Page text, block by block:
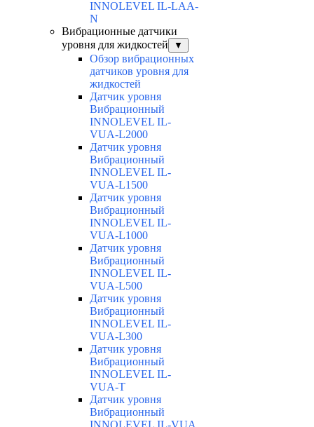
INNOLEVEL IL-LAA-
N
Вибрационные датчики
уровня для жидкостей
▼
Обзор вибрационных
датчиков уровня для
жидкостей
Датчик уровня
Вибрационный
INNOLEVEL IL-
VUA-L2000
Датчик уровня
Вибрационный
INNOLEVEL IL-
VUA-L1500
Датчик уровня
Вибрационный
INNOLEVEL IL-
VUA-L1000
Датчик уровня
Вибрационный
INNOLEVEL IL-
VUA-L500
Датчик уровня
Вибрационный
INNOLEVEL IL-
VUA-L300
Датчик уровня
Вибрационный
INNOLEVEL IL-
VUA-T
Датчик уровня
Вибрационный